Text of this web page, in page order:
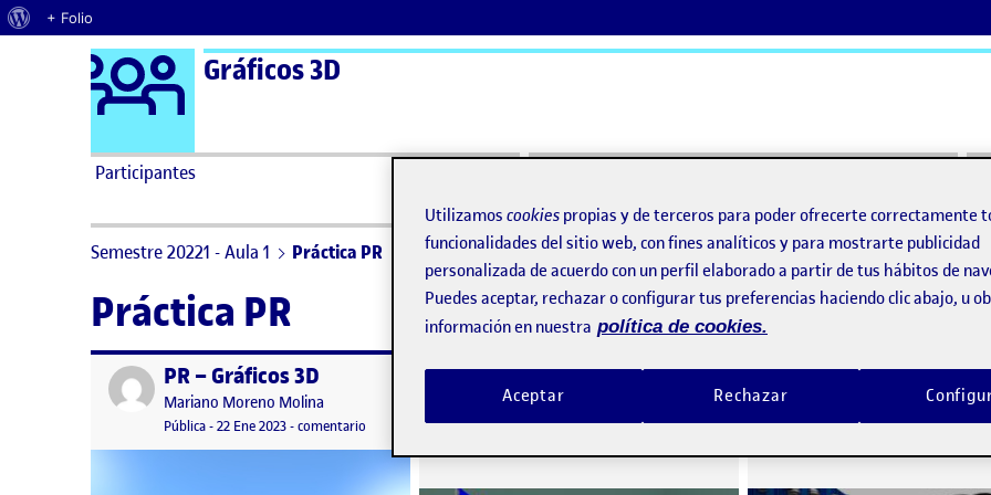
Acerca de WordPress
+ Folio
Saltar al contenido Logo Ágora
Gráficos 3D
Participantes
Semestre 20221 - Aula 1 Práctica PR
Práctica PR
Publicado porPR – Gráficos 3D
Publicado por
Mariano Moreno Molina
Visibilidad:
Pública-Fecha de publicación
22 Ene 202323 enero, 2023 9:39 am
-comentario en PR – Gráficos 3D
Publicado por PR1 Gráficos 3D — Kenny
Publicado por
Jorge Luis Garrido Bombin
Visibilidad:
Pública-Fecha de publicación
22 Ene 2023-comentarioen PR1 Gráficos 3D — Kenny
Publicado por
Francisco Ignacio Jaén de
Visibilidad:
Pública-Fecha de
22 Ene 2023-
Utilizamos cookies propias y de terceros para poder ofrecerte correctamente
funcionalidades del sitio web, con fines analíticos y para mostrarte publicidad
personalizada de acuerdo con un perfil elaborado a partir de tus hábitos de
Puedes aceptar, rechazar o configurar tus preferencias haciendo clic abajo, u
información en nuestra política de cookies.
Rechazar
Aceptar